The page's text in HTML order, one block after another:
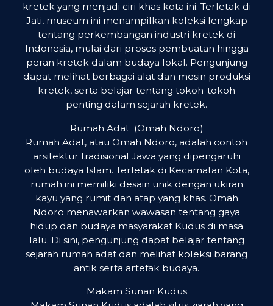
kretek yang menjadi ciri khas kota ini. Terletak di
Jati, museum ini menampilkan koleksi lengkap
tentang perkembangan industri kretek di
Indonesia, mulai dari proses pembuatan hingga
peran kretek dalam budaya lokal. Pengunjung
dapat melihat berbagai alat dan mesin produksi
kretek, serta belajar tentang tokoh-tokoh
penting dalam sejarah kretek.
Rumah Adat (Omah Ndoro)
Rumah Adat, atau Omah Ndoro, adalah contoh
arsitektur tradisional Jawa yang dipengaruhi
oleh budaya Islam. Terletak di Kecamatan Kota,
rumah ini memiliki desain unik dengan ukiran
kayu yang rumit dan atap yang khas. Omah
Ndoro menawarkan wawasan tentang gaya
hidup dan budaya masyarakat Kudus di masa
lalu. Di sini, pengunjung dapat belajar tentang
sejarah rumah adat dan melihat koleksi barang
antik serta artefak budaya.
Makam Sunan Kudus